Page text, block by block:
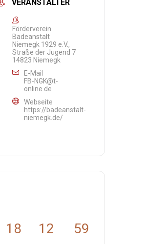
VERANSTALTER
Förderverein
Badeanstalt
Niemegk 1929 e.V.,
Straße der Jugend 7
14823 Niemegk
E-Mail
FB-NGK@t-
online.de
Webseite
https://badeanstalt-
niemegk.de/
18 12 59